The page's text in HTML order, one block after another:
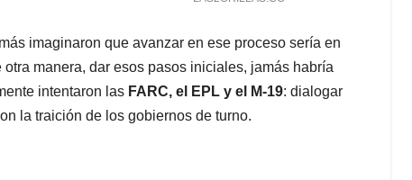
imaginaron que avanzar en ese proceso sería en
manera, dar esos pasos iniciales, jamás habría
intentaron las FARC, el EPL y el M-19: dialogar
la traición de los gobiernos de turno.